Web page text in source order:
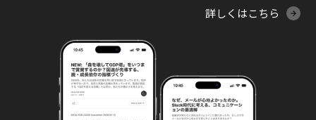
詳しくはこちら